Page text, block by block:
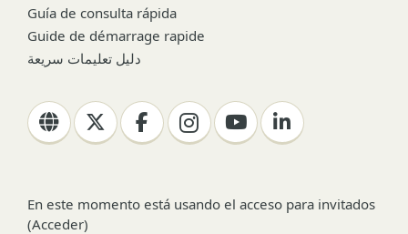
Guía de consulta rápida
Guide de démarrage rapide
دليل تعليمات سريعة
En este momento está usando el acceso para invitados
(Acceder)